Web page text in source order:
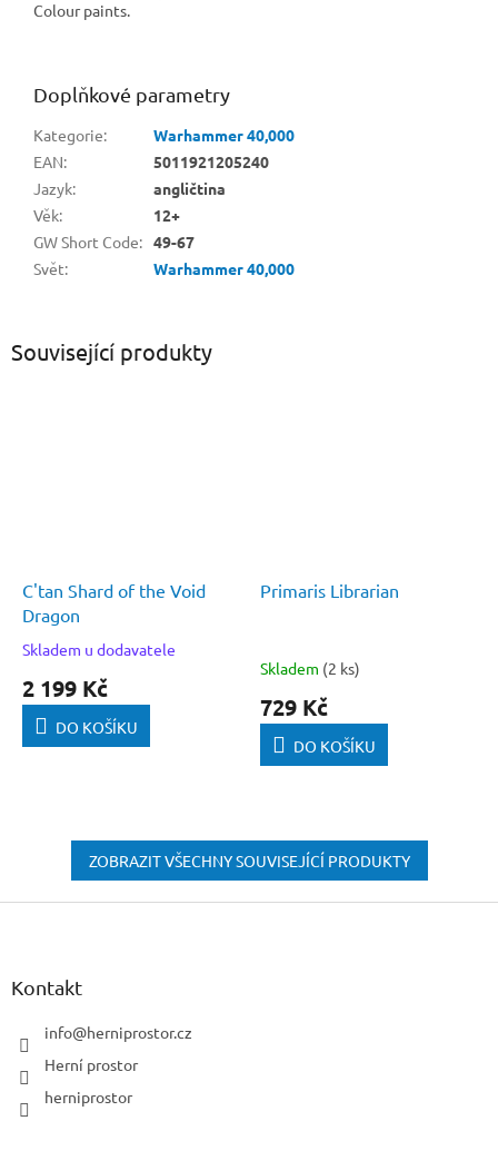
Související produkty
C'tan Shard of the Void
Dragon
Průměrné
produktu
5,0
Skladem u dodavatele
2 199 Kč
DO KOŠÍKU
Primaris Librarian
Skladem (2 ks)
729 Kč
DO KOŠÍKU
ZOBRAZIT VŠECHNY SOUVISEJÍCÍ PRODUKTY
Colour paints.
Doplňkové parametry
Kategorie:
Warhammer 40,000
EAN:
5011921205240
Jazyk:
angličtina
Věk:
12+
GW Short Code: 49-67
Svět: Warhammer 40,000
Z
Kontakt
info@herniprostor.cz
Herní prostor
herniprostor